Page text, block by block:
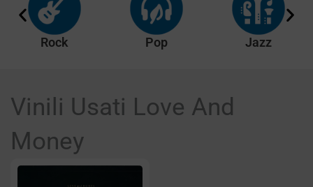
Rock Pop Jazz
Vinili Usati Love And
Money